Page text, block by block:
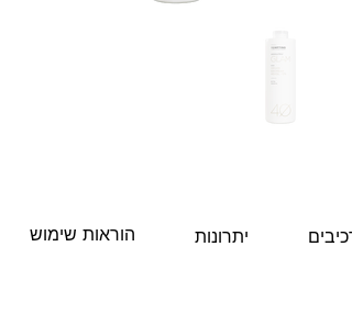
הוראות שימוש יתרונות